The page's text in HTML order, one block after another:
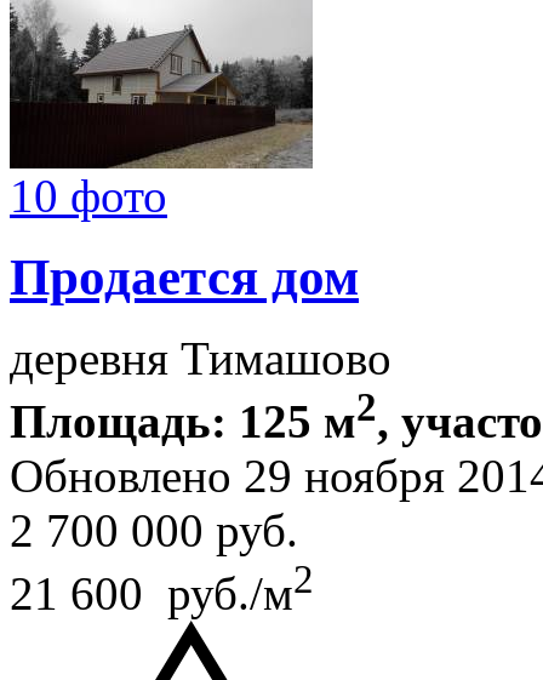
10 фото
Продается дом
деревня Тимашово
Площадь: 125 м2,
Обновлено 29 ноября
2 700 000 руб.
21 600 руб./м2